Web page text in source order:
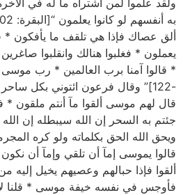
ألق عصاك فإذا هي تلقف ما يأفكون *
يعملون * فغلبوا هنالك وانقلبوا
-122]” وقال فرعون ائتوني بكل
قال لهم موسى ألقوا مآ أنتم ملقون *
جئتم به السحر إن الله سيبطله إن
قالوا يموسى إمآ أن تلقي وإمآ أن
ألقوا فإذا حبالهم وعصيهم يخيل
فأوجس في نفسه خيفة موسى * قلنا